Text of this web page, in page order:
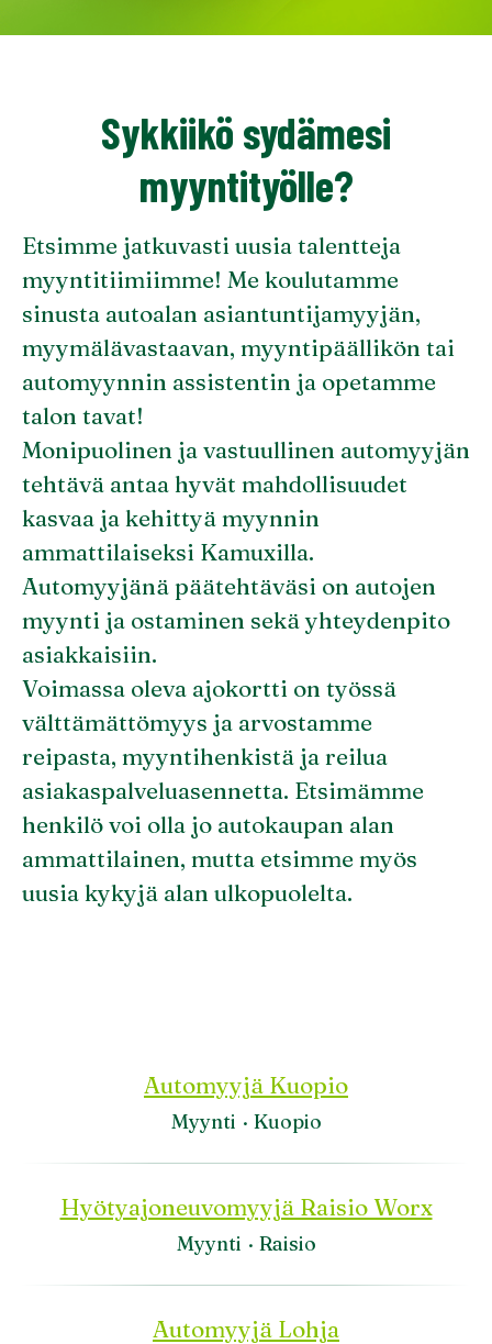
Sykkiikö sydämesi
myyntityölle?
Etsimme jatkuvasti uusia talentteja
myyntitiimiimme! Me koulutamme
sinusta autoalan asiantuntijamyyjän,
myymälävastaavan, myyntipäällikön tai
automyynnin assistentin ja opetamme
talon tavat!
Monipuolinen ja vastuullinen automyyjän
tehtävä antaa hyvät mahdollisuudet
kasvaa ja kehittyä myynnin
ammattilaiseksi Kamuxilla.
Automyyjänä päätehtäväsi on autojen
myynti ja ostaminen sekä yhteydenpito
asiakkaisiin.
Voimassa oleva ajokortti on työssä
välttämättömyys ja arvostamme
reipasta, myyntihenkistä ja reilua
asiakaspalveluasennetta. Etsimämme
henkilö voi olla jo autokaupan alan
ammattilainen, mutta etsimme myös
uusia kykyjä alan ulkopuolelta.
Automyyjä Kuopio
Myynti · Kuopio
Hyötyajoneuvomyyjä Raisio Worx
Myynti · Raisio
Automyyjä Lohja